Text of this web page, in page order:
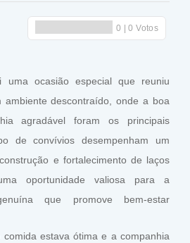
ocasião especial que reuniu
ambiente descontraído, onde a boa
agradável foram os principais
de convívios desempenham um
e fortalecimento de laços
oportunidade valiosa para a
que promove bem-estar
estava ótima e a companhia